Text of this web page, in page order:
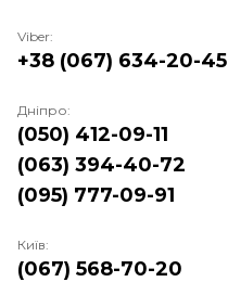
Viber:
+38 (067) 634-20-45
Дніпро:
(050) 412-09-11
(063) 394-40-72
(095) 777-09-91
Київ:
(067) 568-70-20